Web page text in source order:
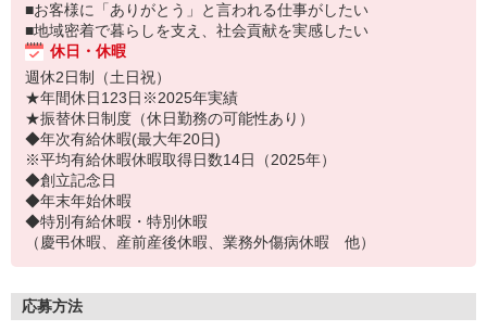
■お客様に「ありがとう」と言われる仕事がしたい
■地域密着で暮らしを支え、社会貢献を実感したい
休日・休暇
週休2日制（土日祝）
★年間休日123日※2025年実績
★振替休日制度（休日勤務の可能性あり）
◆年次有給休暇(最大年20日)
※平均有給休暇休暇取得日数14日（2025年）
◆創立記念日
◆年末年始休暇
◆特別有給休暇・特別休暇
（慶弔休暇、産前産後休暇、業務外傷病休暇 他）
応募方法